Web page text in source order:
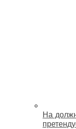
На